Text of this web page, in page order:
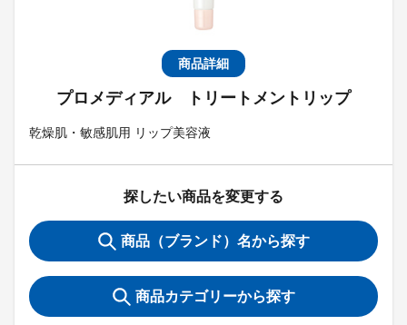
商品詳細
プロメディアル トリートメントリップ
乾燥肌・敏感肌用 リップ美容液
探したい商品を変更する
商品（ブランド）名から探す
商品カテゴリーから探す